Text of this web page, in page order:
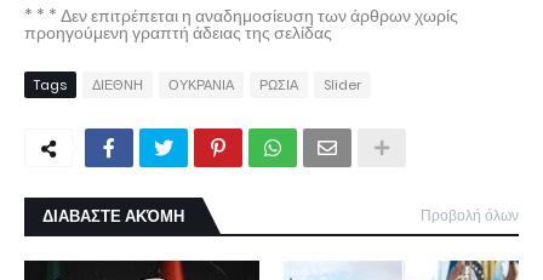
* * * Δεν επιτρέπεται η αναδημοσίευση των άρθρων χωρίς
προηγούμενη γραπτή άδειας της σελίδας
Tags ΔΙΕΘΝΗ ΟΥΚΡΑΝΙΑ ΡΩΣΙΑ Slider
ΔΙΑΒΑΣΤΕ ΑΚΌΜΗ Προβολή όλων